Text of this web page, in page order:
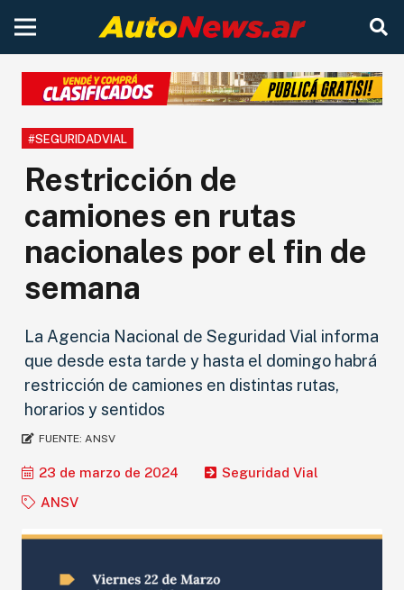
#SEGURIDADVIAL
Restricción de
camiones en rutas
nacionales por el fin de
semana
La Agencia Nacional de Seguridad Vial informa
que desde esta tarde y hasta el domingo habrá
restricción de camiones en distintas rutas,
horarios y sentidos
FUENTE: ANSV
23 de marzo de 2024
Seguridad Vial
ANSV